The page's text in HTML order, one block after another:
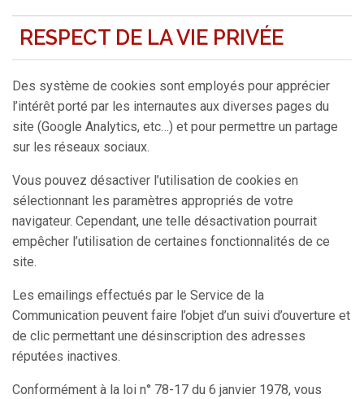
RESPECT DE LA VIE PRIVÉE
Des système de cookies sont employés pour apprécier
l’intérêt porté par les internautes aux diverses pages du
site (Google Analytics, etc…) et pour permettre un partage
sur les réseaux sociaux.
Vous pouvez désactiver l’utilisation de cookies en
sélectionnant les paramètres appropriés de votre
navigateur. Cependant, une telle désactivation pourrait
empêcher l’utilisation de certaines fonctionnalités de ce
site.
Les emailings effectués par le Service de la
Communication peuvent faire l’objet d’un suivi d’ouverture et
de clic permettant une désinscription des adresses
réputées inactives.
Conformément à la loi n° 78-17 du 6 janvier 1978, vous